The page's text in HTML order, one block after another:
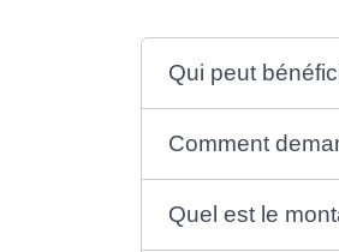
Qui peut
Comment
Quel est le